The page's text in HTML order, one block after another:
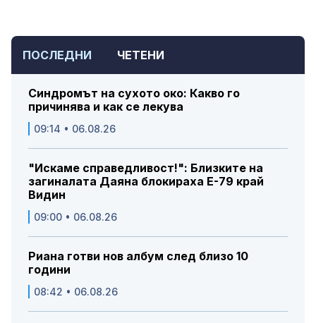
ПОСЛЕДНИ ЧЕТЕНИ
Синдромът на сухото око: Какво го
причинява и как се лекува
09:14 • 06.08.26
"Искаме справедливост!": Близките на
загиналата Даяна блокираха Е-79 край
Видин
09:00 • 06.08.26
Риана готви нов албум след близо 10
години
08:42 • 06.08.26